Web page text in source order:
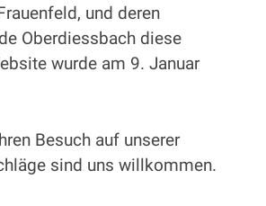
und deren
Oberdiessbach diese
wurde am 9. Januar
Besuch auf unserer
sind uns willkommen.